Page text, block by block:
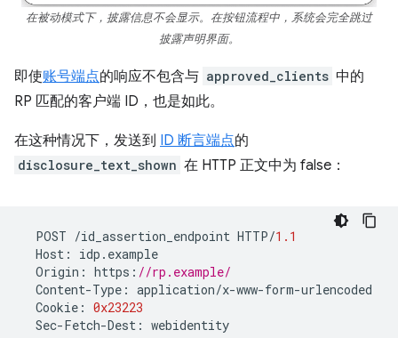
在被动模式下，披露信息不会显示。在按钮流程中，系统会完全跳过
披露声明界面。
即使账号端点的响应不包含与 approved_clients 中的
RP 匹配的客户端 ID，也是如此。
在这种情况下，发送到 ID 断言端点的
disclosure_text_shown 在 HTTP 正文中为 false：
POST /id_assertion_endpoint HTTP/1.1
Host : idp . example
Origin : https : //rp.example/
Content-Type : application/x-www-form-urlencoded
Cookie : 0x23223
Sec-Fetch-Dest : webidentity